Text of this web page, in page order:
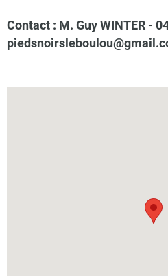
Contact : M. Guy WINTER -